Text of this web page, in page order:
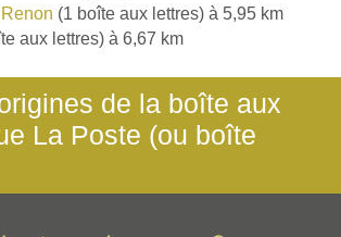
(1 boîte aux lettres) à 5,95 km
aux lettres) à 6,67 km
de la boîte aux
La Poste (ou boîte